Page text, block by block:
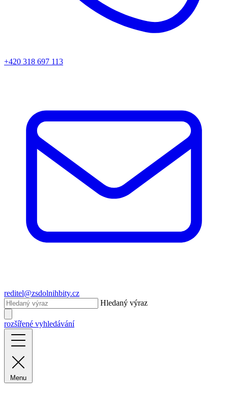
+420 318 697 113
reditel@zsdolnihbity.cz
Hledaný výraz
rozšířené vyhledávání
Menu